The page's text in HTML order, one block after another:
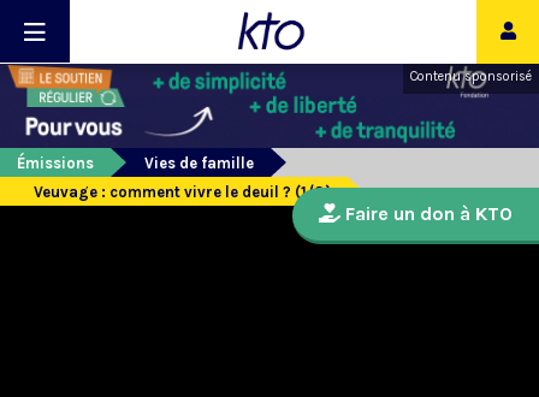
Contenu sponsorisé
Émissions
Vies de famille
Veuvage : comment vivre le deuil ? (1/3)
Faire un don à KTO